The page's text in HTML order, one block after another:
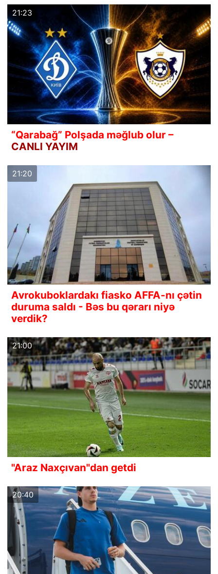
21:23
“Qarabağ” Polşada məğlub olur –
CANLI YAYIM
21:20
Avrokuboklardakı fiasko AFFA-nı çətin
duruma saldı - Bəs bu qərarı niyə
verdik?
21:00
"Araz Naxçıvan"dan getdi
20:40